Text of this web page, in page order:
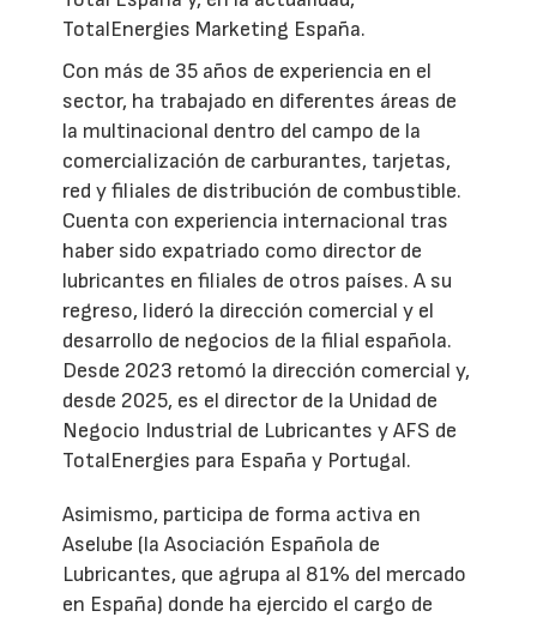
TotalEnergies Marketing España.
Con más de 35 años de experiencia en el
sector, ha trabajado en diferentes áreas de
la multinacional dentro del campo de la
comercialización de carburantes, tarjetas,
red y filiales de distribución de combustible.
Cuenta con experiencia internacional tras
haber sido expatriado como director de
lubricantes en filiales de otros países. A su
regreso, lideró la dirección comercial y el
desarrollo de negocios de la filial española.
Desde 2023 retomó la dirección comercial y,
desde 2025, es el director de la Unidad de
Negocio Industrial de Lubricantes y AFS de
TotalEnergies para España y Portugal.
Asimismo, participa de forma activa en
Aselube (la Asociación Española de
Lubricantes, que agrupa al 81% del mercado
en España) donde ha ejercido el cargo de